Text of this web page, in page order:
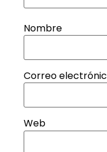
Nombre
Correo
Web